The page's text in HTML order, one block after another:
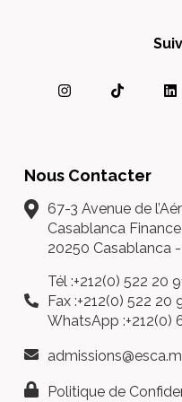
Nous Contacter
67-3 Avenue de
Casablanca
20250 Casablanca
Tél :+212(0) 522 20
Fax :+212(0) 522 20
WhatsApp :+212(0)
Politique de